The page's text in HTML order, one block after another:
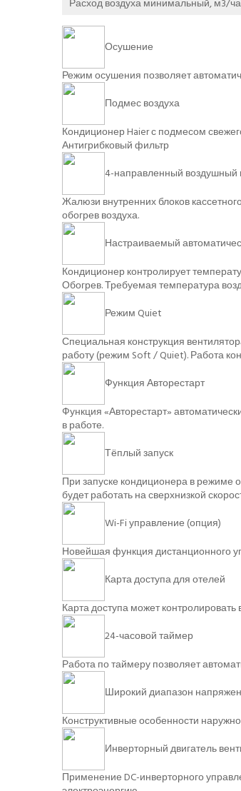
Осушение
Режим осушения позволяет
Подмес воздуха
Кондиционер Haier с подмесом
Антигрибковый фильтр
4-направленный воздушный
Жалюзи внутренних блоков
обогрев воздуха.
Настраиваемый
Кондиционер контролирует
Обогрев. Требуемая температура
Режим Quiet
Специальная конструкция
работу (режим Soft / Quiet). Работа
Функция Авторестарт
Функция «Авторестарт»
в работе.
Тёплый запуск
При запуске кондиционера в режиме
будет работать на сверхнизкой
Wi-Fi управление (опция)
Новейшая функция дистанционного
Карта доступа для отелей
Карта доступа может
24-часовой таймер
Работа по таймеру позволяет
Широкий диапазон
Конструктивные особенности
Инверторный двигатель
Применение DC-инверторного